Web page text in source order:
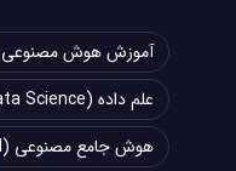
آموزش هوش مصنوعی
علم داده (Data Science)
هوش جامع مصنوعی (Artificial General Intelligence - AGI)